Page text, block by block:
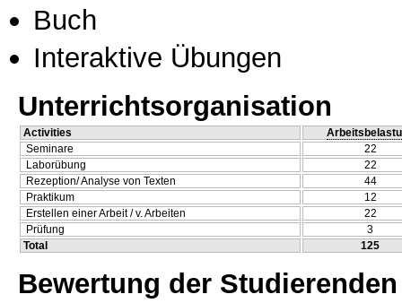
Buch
Interaktive Übungen
Unterrichtsorganisation
Activities
Seminare
22
Laborübung
22
Rezeption/ Analyse von Texten
44
Praktikum
12
Erstellen einer Arbeit / v. Arbeiten
22
Prüfung
3
Total
125
Bewertung der Studierenden